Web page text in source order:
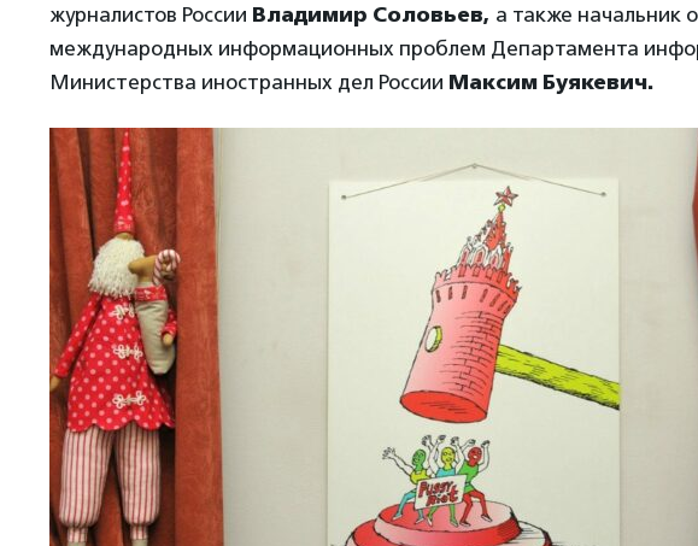
журналистов России Владимир Соловьев, а также начальник
международных информационных проблем Департамента
Министерства иностранных дел России Максим Буякевич.